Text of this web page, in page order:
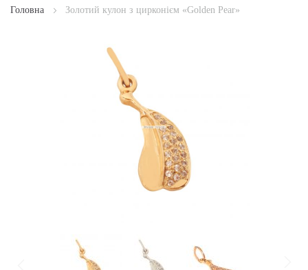
Головна Золотий кулон з цирконієм «Golden Pear»